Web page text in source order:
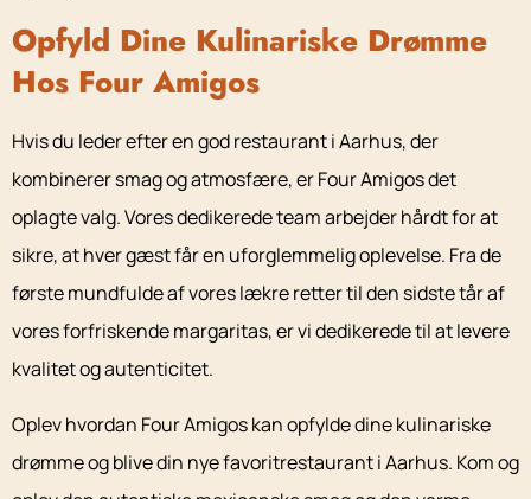
Opfyld Dine Kulinariske Drømme
Hos Four Amigos
Hvis du leder efter en god restaurant i Aarhus, der
kombinerer smag og atmosfære, er Four Amigos det
oplagte valg. Vores dedikerede team arbejder hårdt for at
sikre, at hver gæst får en uforglemmelig oplevelse. Fra de
første mundfulde af vores lækre retter til den sidste tår af
vores forfriskende margaritas, er vi dedikerede til at levere
kvalitet og autenticitet.
Oplev hvordan Four Amigos kan opfylde dine kulinariske
drømme og blive din nye favoritrestaurant i Aarhus. Kom og